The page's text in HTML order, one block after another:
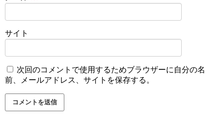
サイト
次回のコメントで使用するためブラウザーに自分の名
前、メールアドレス、サイトを保存する。